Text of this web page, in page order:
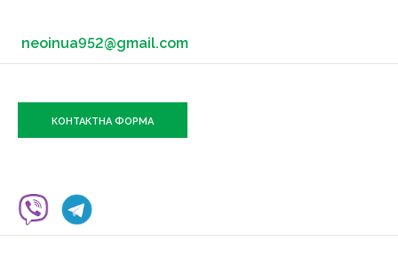
neoinua952@gmail.com
КОНТАКТНА ФОРМА